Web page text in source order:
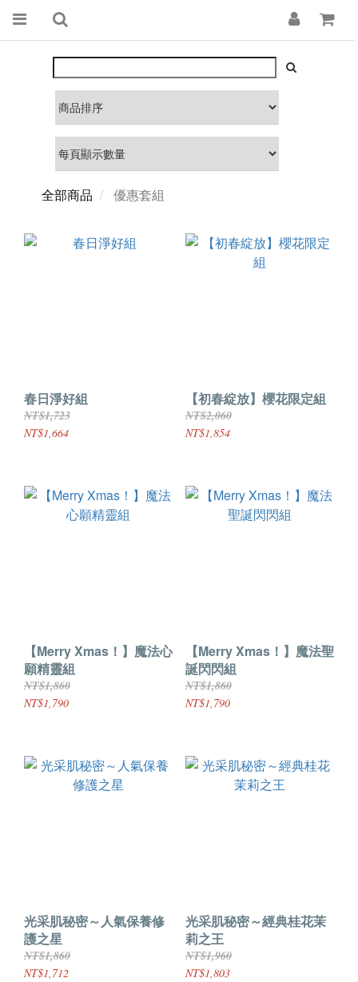
全部商品 優惠套組
春日淨好組
NT$1,723
NT$1,664
【初春綻放】櫻花限定組
NT$2,060
NT$1,854
【Merry Xmas！】魔法心
願精靈組
NT$1,860
NT$1,790
【Merry Xmas！】魔法聖
誕閃閃組
NT$1,860
NT$1,790
光采肌秘密～人氣保養修
護之星
NT$1,860
NT$1,712
光采肌秘密～經典桂花茉
莉之王
NT$1,960
NT$1,803